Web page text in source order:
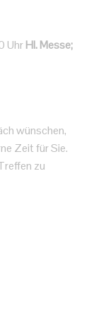
UhrHl. Messe;
wünschen,
Zeit für Sie.
zu